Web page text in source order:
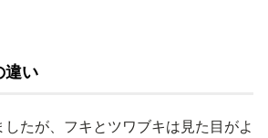
違い
たが、フキとツワブキは見た目がよ